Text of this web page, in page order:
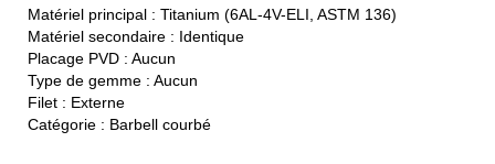
Matériel principal : Titanium (6AL-4V-ELI, ASTM 136)
Matériel secondaire : Identique
Placage PVD : Aucun
Type de gemme : Aucun
Filet : Externe
Catégorie : Barbell courbé